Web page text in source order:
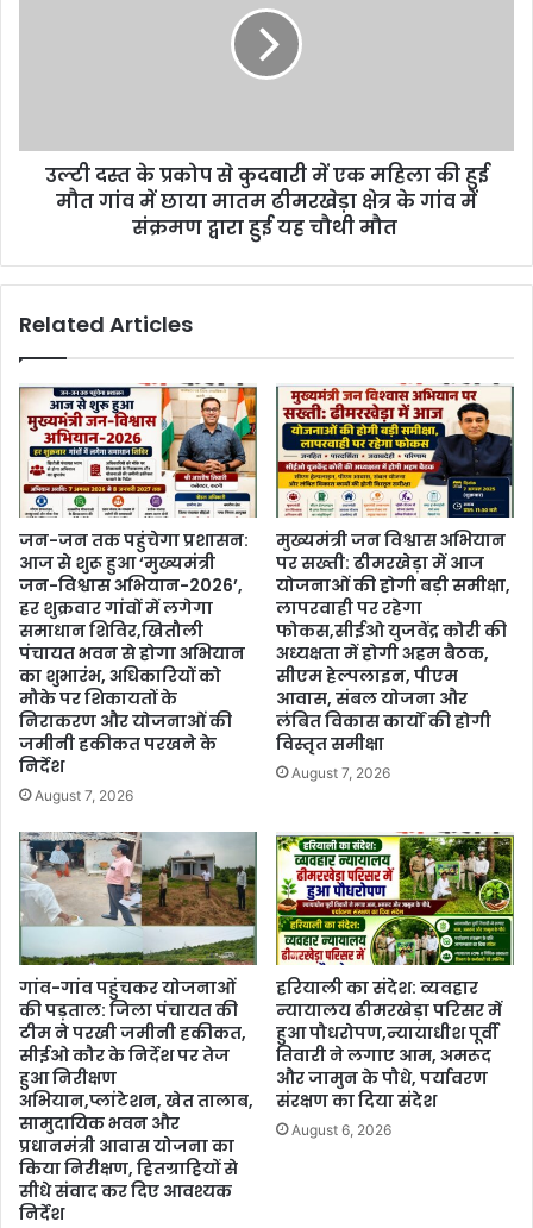
उल्टी दस्त के प्रकोप से कुदवारी में एक महिला की हुई
मौत गांव में छाया मातम ढीमरखेड़ा क्षेत्र के गांव में
संक्रमण द्वारा हुई यह चौथी मौत
Related Articles
जन-जन तक पहुंचेगा प्रशासन:
आज से शुरू हुआ ‘मुख्यमंत्री
जन-विश्वास अभियान-2026’,
हर शुक्रवार गांवों में लगेगा
समाधान शिविर,खितौली
पंचायत भवन से होगा अभियान
का शुभारंभ, अधिकारियों को
मौके पर शिकायतों के
निराकरण और योजनाओं की
जमीनी हकीकत परखने के
निर्देश
August 7, 2026
मुख्यमंत्री जन विश्वास अभियान
पर सख्ती: ढीमरखेड़ा में आज
योजनाओं की होगी बड़ी समीक्षा,
लापरवाही पर रहेगा
फोकस,सीईओ युजवेंद्र कोरी की
अध्यक्षता में होगी अहम बैठक,
सीएम हेल्पलाइन, पीएम
आवास, संबल योजना और
लंबित विकास कार्यों की होगी
विस्तृत समीक्षा
August 7, 2026
गांव-गांव पहुंचकर योजनाओं
की पड़ताल: जिला पंचायत की
टीम ने परखी जमीनी हकीकत,
सीईओ कौर के निर्देश पर तेज
हुआ निरीक्षण
अभियान,प्लांटेशन, खेत तालाब,
सामुदायिक भवन और
प्रधानमंत्री आवास योजना का
किया निरीक्षण, हितग्राहियों से
सीधे संवाद कर दिए आवश्यक
निर्देश
हरियाली का संदेश: व्यवहार
न्यायालय ढीमरखेड़ा परिसर में
हुआ पौधरोपण,न्यायाधीश पूर्वी
तिवारी ने लगाए आम, अमरूद
और जामुन के पौधे, पर्यावरण
संरक्षण का दिया संदेश
August 6, 2026